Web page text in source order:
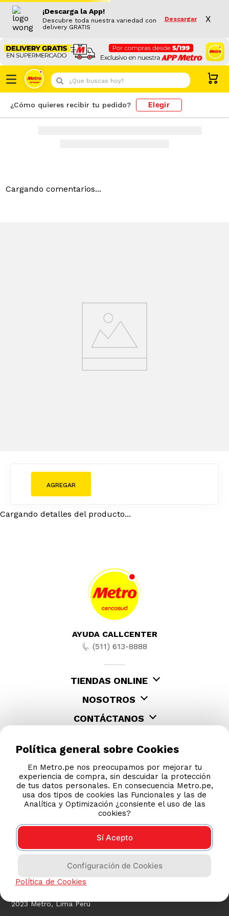
¡Descarga la App!
Descubre toda nuestra variedad con
delivery GRATIS
Descargar X
¿Que buscas hoy?
¿Cómo quieres recibir tu pedido? Elegir
Cargando comentarios...
Cargando detalles del producto...
AYUDA CALLCENTER
(511) 613-8888
TIENDAS ONLINE
NOSOTROS
CONTÁCTANOS
COMPRAS 100% SEGURAS
Esta tienda usa Niubiz para realizar transacciones
electrónicas.
2023 Metro, Lima Perú
Política general sobre Cookies
En Metro.pe nos preocupamos por mejorar tu
experiencia de compra, sin descuidar la protección
de tus datos personales. En consecuencia Metro.pe,
usa dos tipos de cookies las Funcionales y las de
Analítica y Optimización ¿consiente el uso de las
cookies?
Sí Acepto
Configuración de Cookies
Política de Cookies